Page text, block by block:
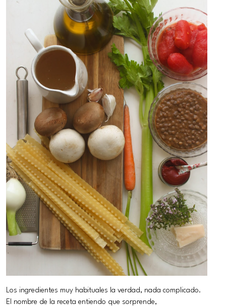
Los ingredientes muy habituales la verdad, nada complicado.
El nombre de la receta entiendo que sorprende,